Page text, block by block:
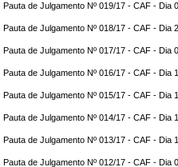
Pauta de Julgamento Nº 019/17 - CAF - Dia
Pauta de Julgamento Nº 018/17 - CAF - Dia
Pauta de Julgamento Nº 017/17 - CAF - Dia
Pauta de Julgamento Nº 016/17 - CAF - Dia
Pauta de Julgamento Nº 015/17 - CAF - Dia
Pauta de Julgamento Nº 014/17 - CAF - Dia
Pauta de Julgamento Nº 013/17 - CAF - Dia
Pauta de Julgamento Nº 012/17 - CAF - Dia